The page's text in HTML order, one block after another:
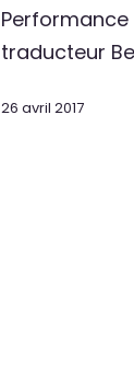
traducteur
26 avril 2017